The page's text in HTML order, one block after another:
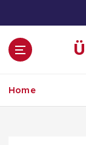
a
Home